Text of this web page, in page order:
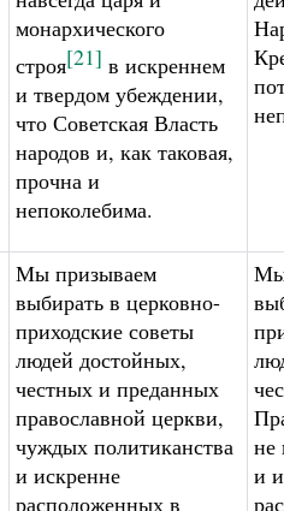
монархического
строя[21] в искреннем
и твердом убеждении,
что Советская Власть
народов и, как таковая,
прочна и
непоколебима.
Мы призываем
выбирать в церковно-
приходские советы
людей достойных,
честных и преданных
православной церкви,
чуждых политиканства
и искренне
расположенных в
Мы
не
и